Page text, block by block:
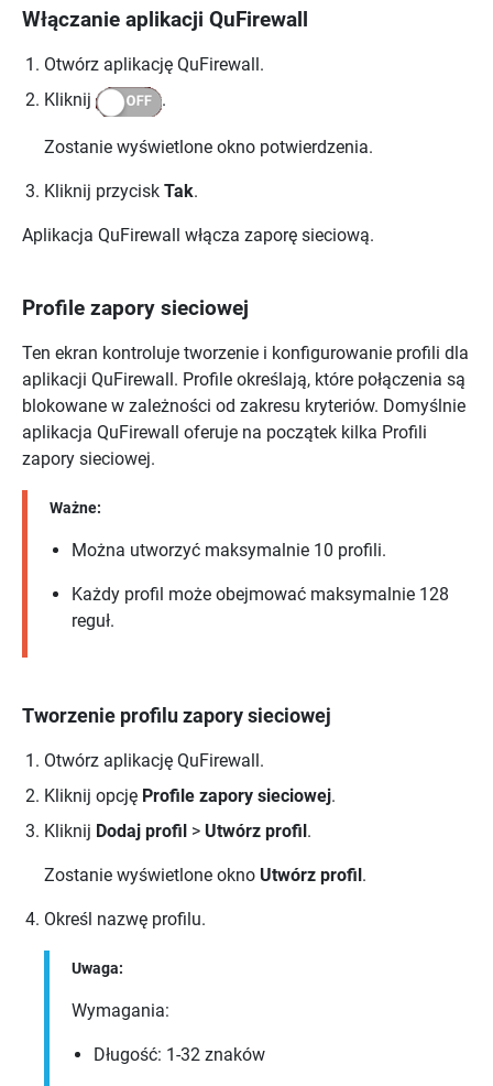
Włączanie aplikacji QuFirewall
Otwórz aplikację QuFirewall.
Kliknij
.
Zostanie wyświetlone okno potwierdzenia.
Kliknij przycisk Tak.
Aplikacja QuFirewall włącza zaporę sieciową.
Profile zapory sieciowej
Ten ekran kontroluje tworzenie i konfigurowanie profili dla
aplikacji QuFirewall. Profile określają, które połączenia są
blokowane w zależności od zakresu kryteriów. Domyślnie
aplikacja QuFirewall oferuje na początek kilka Profili
zapory sieciowej.
Ważne:
Można utworzyć maksymalnie 10 profili.
Każdy profil może obejmować maksymalnie 128
reguł.
Tworzenie profilu zapory sieciowej
Otwórz aplikację QuFirewall.
Kliknij opcję Profile zapory sieciowej.
Kliknij Dodaj profil > Utwórz profil.
Zostanie wyświetlone okno Utwórz profil.
Określ nazwę profilu.
Uwaga:
Wymagania:
Długość: 1-32 znaków